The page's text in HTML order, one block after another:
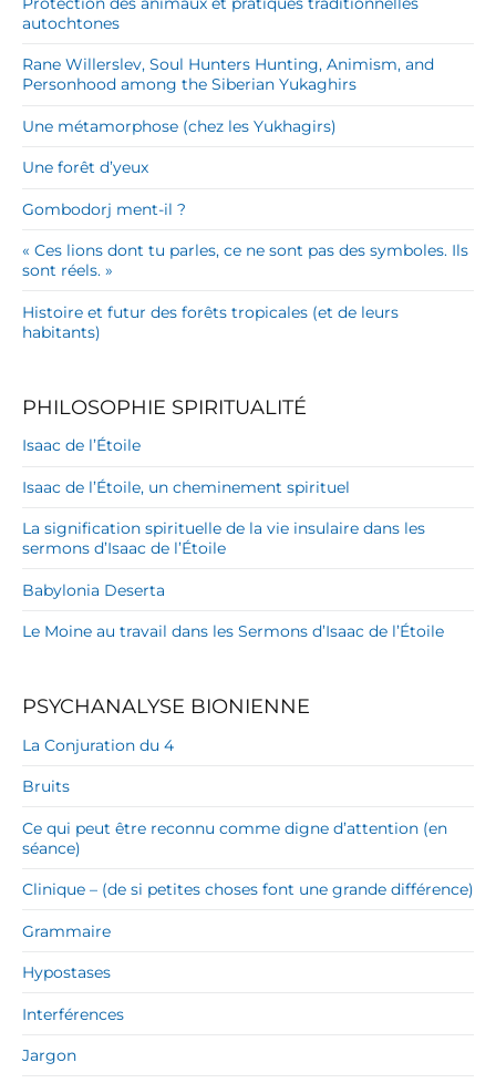
autochtones
Rane Willerslev, Soul Hunters Hunting, Animism, and
Personhood among the Siberian Yukaghirs
Une métamorphose (chez les Yukhagirs)
Une forêt d’yeux
Gombodorj ment-il ?
« Ces lions dont tu parles, ce ne sont pas des symboles. Ils
sont réels. »
Histoire et futur des forêts tropicales (et de leurs
habitants)
PHILOSOPHIE SPIRITUALITÉ
Isaac de l’Étoile
Isaac de l’Étoile, un cheminement spirituel
La signification spirituelle de la vie insulaire dans les
sermons d’Isaac de l’Étoile
Babylonia Deserta
Le Moine au travail dans les Sermons d’Isaac de l’Étoile
PSYCHANALYSE BIONIENNE
La Conjuration du 4
Bruits
Ce qui peut être reconnu comme digne d’attention (en
séance)
Clinique – (de si petites choses font une grande différence)
Grammaire
Hypostases
Interférences
Jargon